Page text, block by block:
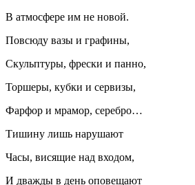
В атмосфере им не новой.
Повсюду вазы и графины,
Скульптуры, фрески и панно,
Торшеры, кубки и сервизы,
Фарфор и мрамор, серебро…
Тишину лишь нарушают
Часы, висящие над входом,
И дважды в день оповещают